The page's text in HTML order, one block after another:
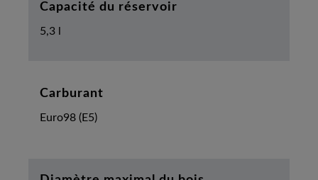
Capacité du réservoir
5,3 l
Carburant
Euro98 (E5)